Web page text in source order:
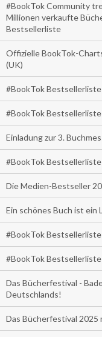
#BookTok Community
Millionen verkaufte
Bestsellerliste
Offizielle BookTok-
(UK)
#BookTok
#BookTok
Einladung zur 3.
#BookTok
Die Medien-Bestseller
Ein schönes Buch ist ein
#BookTok
#BookTok
Das Bücherfestival -
Deutschlands!
Das Bücherfestival 2025